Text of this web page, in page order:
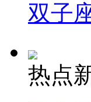
双子
热点